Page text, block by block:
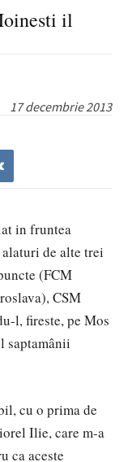
il
17 decembrie 2013
in fruntea
de alte trei
(FCM
CSM
l, fireste, pe Mos
saptamânii
cu o prima de
Ilie, care m-a
ca aceste